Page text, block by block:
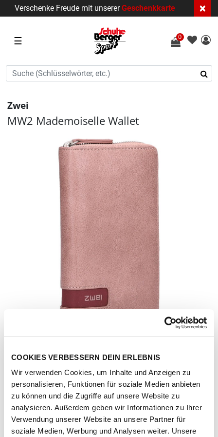
COOKIES VERBESSERN DEIN ERLEBNIS
Wir verwenden Cookies, um Inhalte und Anzeigen zu
personalisieren, Funktionen für soziale Medien anbieten
zu können und die Zugriffe auf unsere Website zu
analysieren. Außerdem geben wir Informationen zu Ihrer
Verwendung unserer Website an unsere Partner für
soziale Medien, Werbung und Analysen weiter. Unsere
Verschenke Freude mit unsererGeschenkkarte ×
☰ 0
Zwei
MW2 Mademoiselle Wallet
Artikel-Nr.135941-1142-1001